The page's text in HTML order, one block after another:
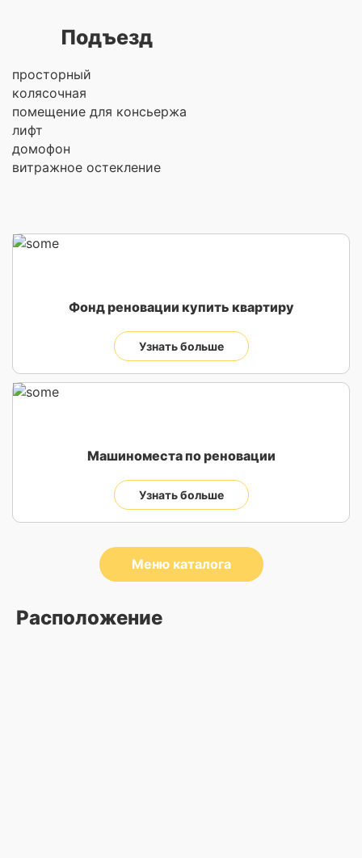
Подъезд
просторный
колясочная
помещение для консьержа
лифт
домофон
витражное остекление
Фонд реновации купить квартиру
Узнать больше
Машиноместа по реновации
Узнать больше
Меню каталога
Расположение